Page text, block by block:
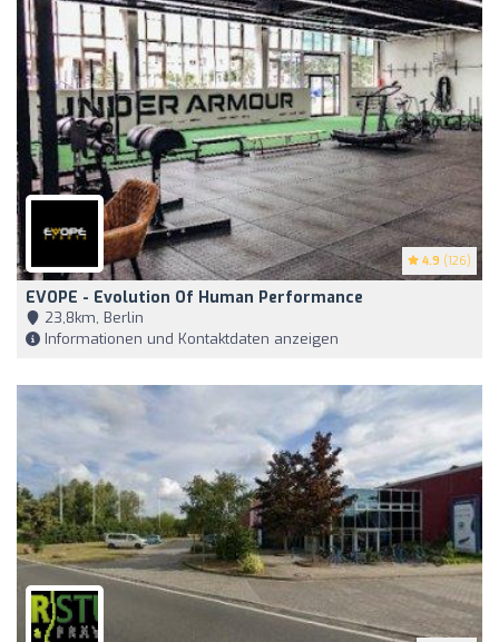
4.9 (126)
EVOPE - Evolution Of Human Performance
23,8km, Berlin
Informationen und Kontaktdaten anzeigen